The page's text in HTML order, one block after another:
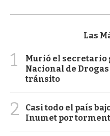
Las
1
Murió el secretario
Nacional de
tránsito
2
Casi todo el país
Inumet por